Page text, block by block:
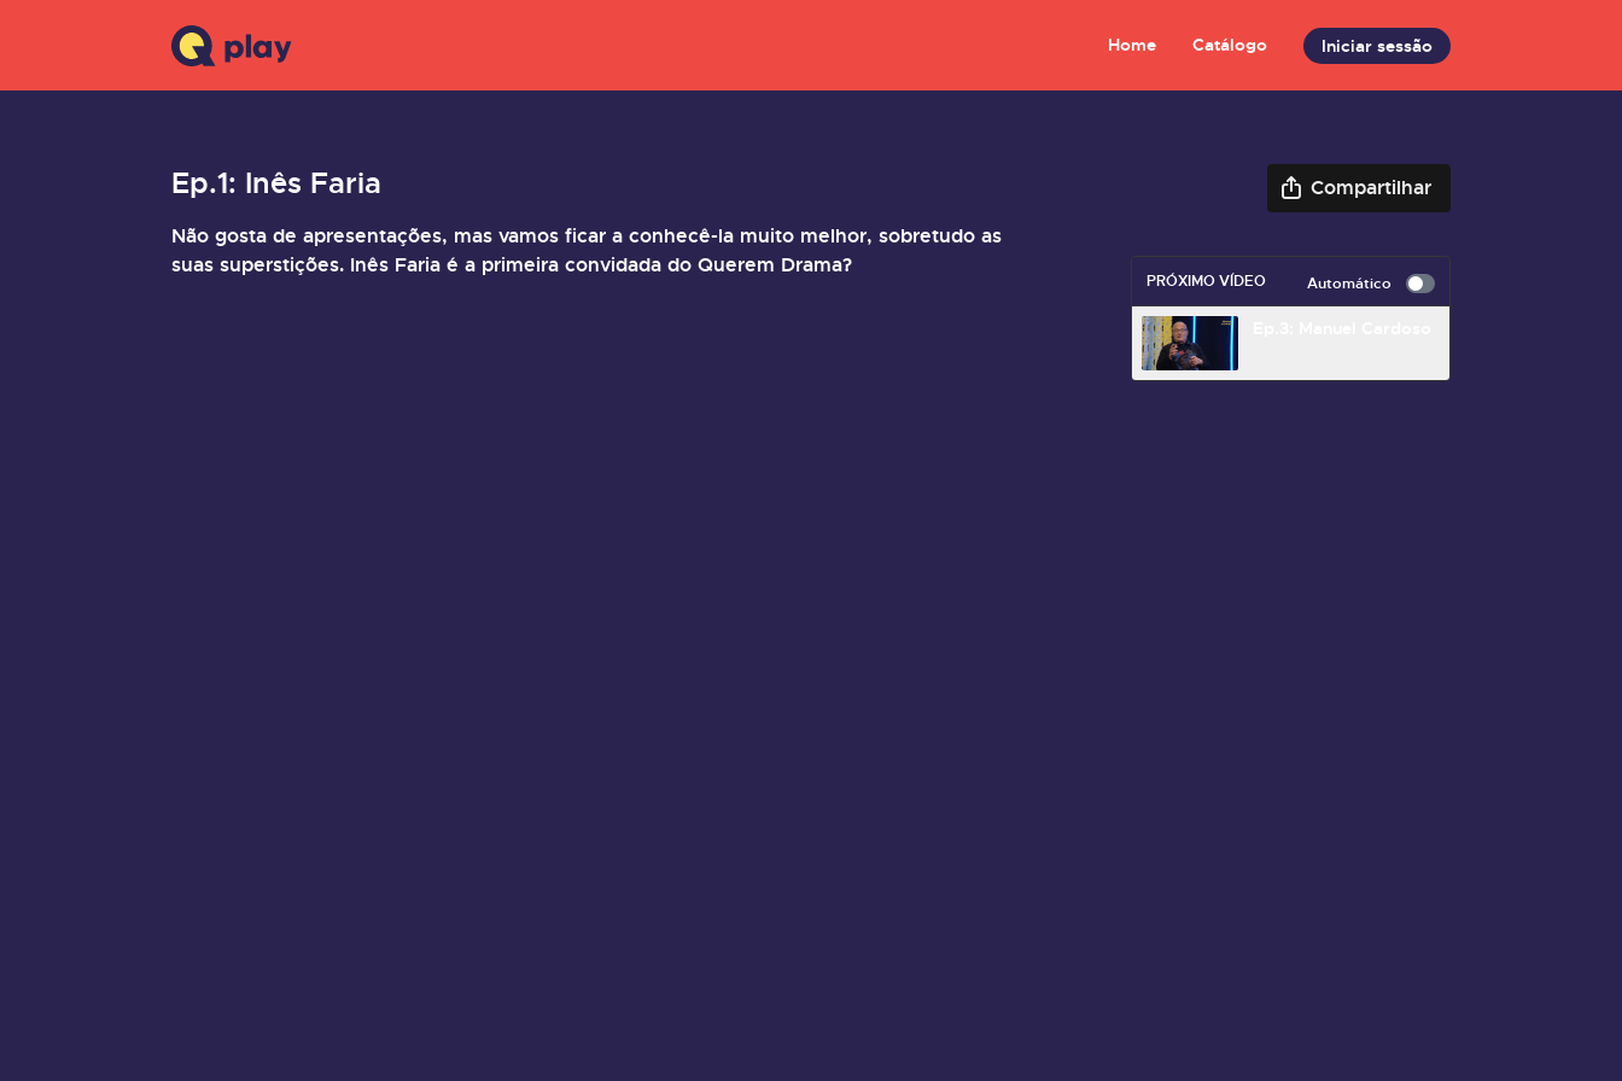
Home Catálogo Iniciar sessão
Ep.1: Inês Faria
Compartilhar
Não gosta de apresentações, mas vamos ficar a conhecê-la muito melhor, sobretudo as
suas superstições. Inês Faria é a primeira convidada do Querem Drama?
PRÓXIMO VÍDEO Automático